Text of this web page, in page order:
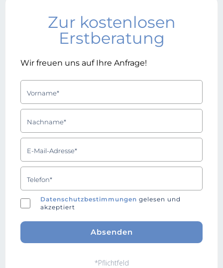
Zur kostenlosen
Erstberatung
Wir freuen uns auf Ihre Anfrage!
Datenschutzbestimmungen gelesen und
akzeptiert
*Pflichtfeld